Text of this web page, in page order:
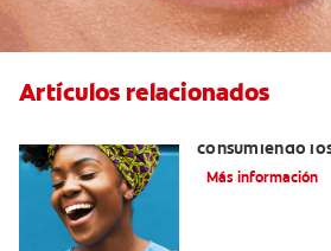
Artículos relacionados
consumiendo
Más información